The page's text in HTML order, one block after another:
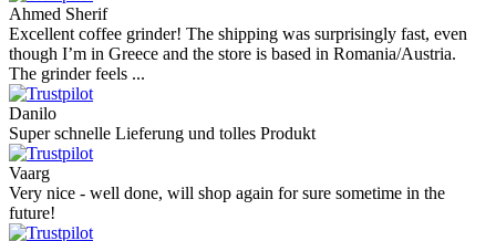
Ahmed Sherif
Excellent coffee grinder! The shipping was surprisingly fast, even
though I’m in Greece and the store is based in Romania/Austria.
The grinder feels ...
Danilo
Super schnelle Lieferung und tolles Produkt
Vaarg
Very nice - well done, will shop again for sure sometime in the
future!